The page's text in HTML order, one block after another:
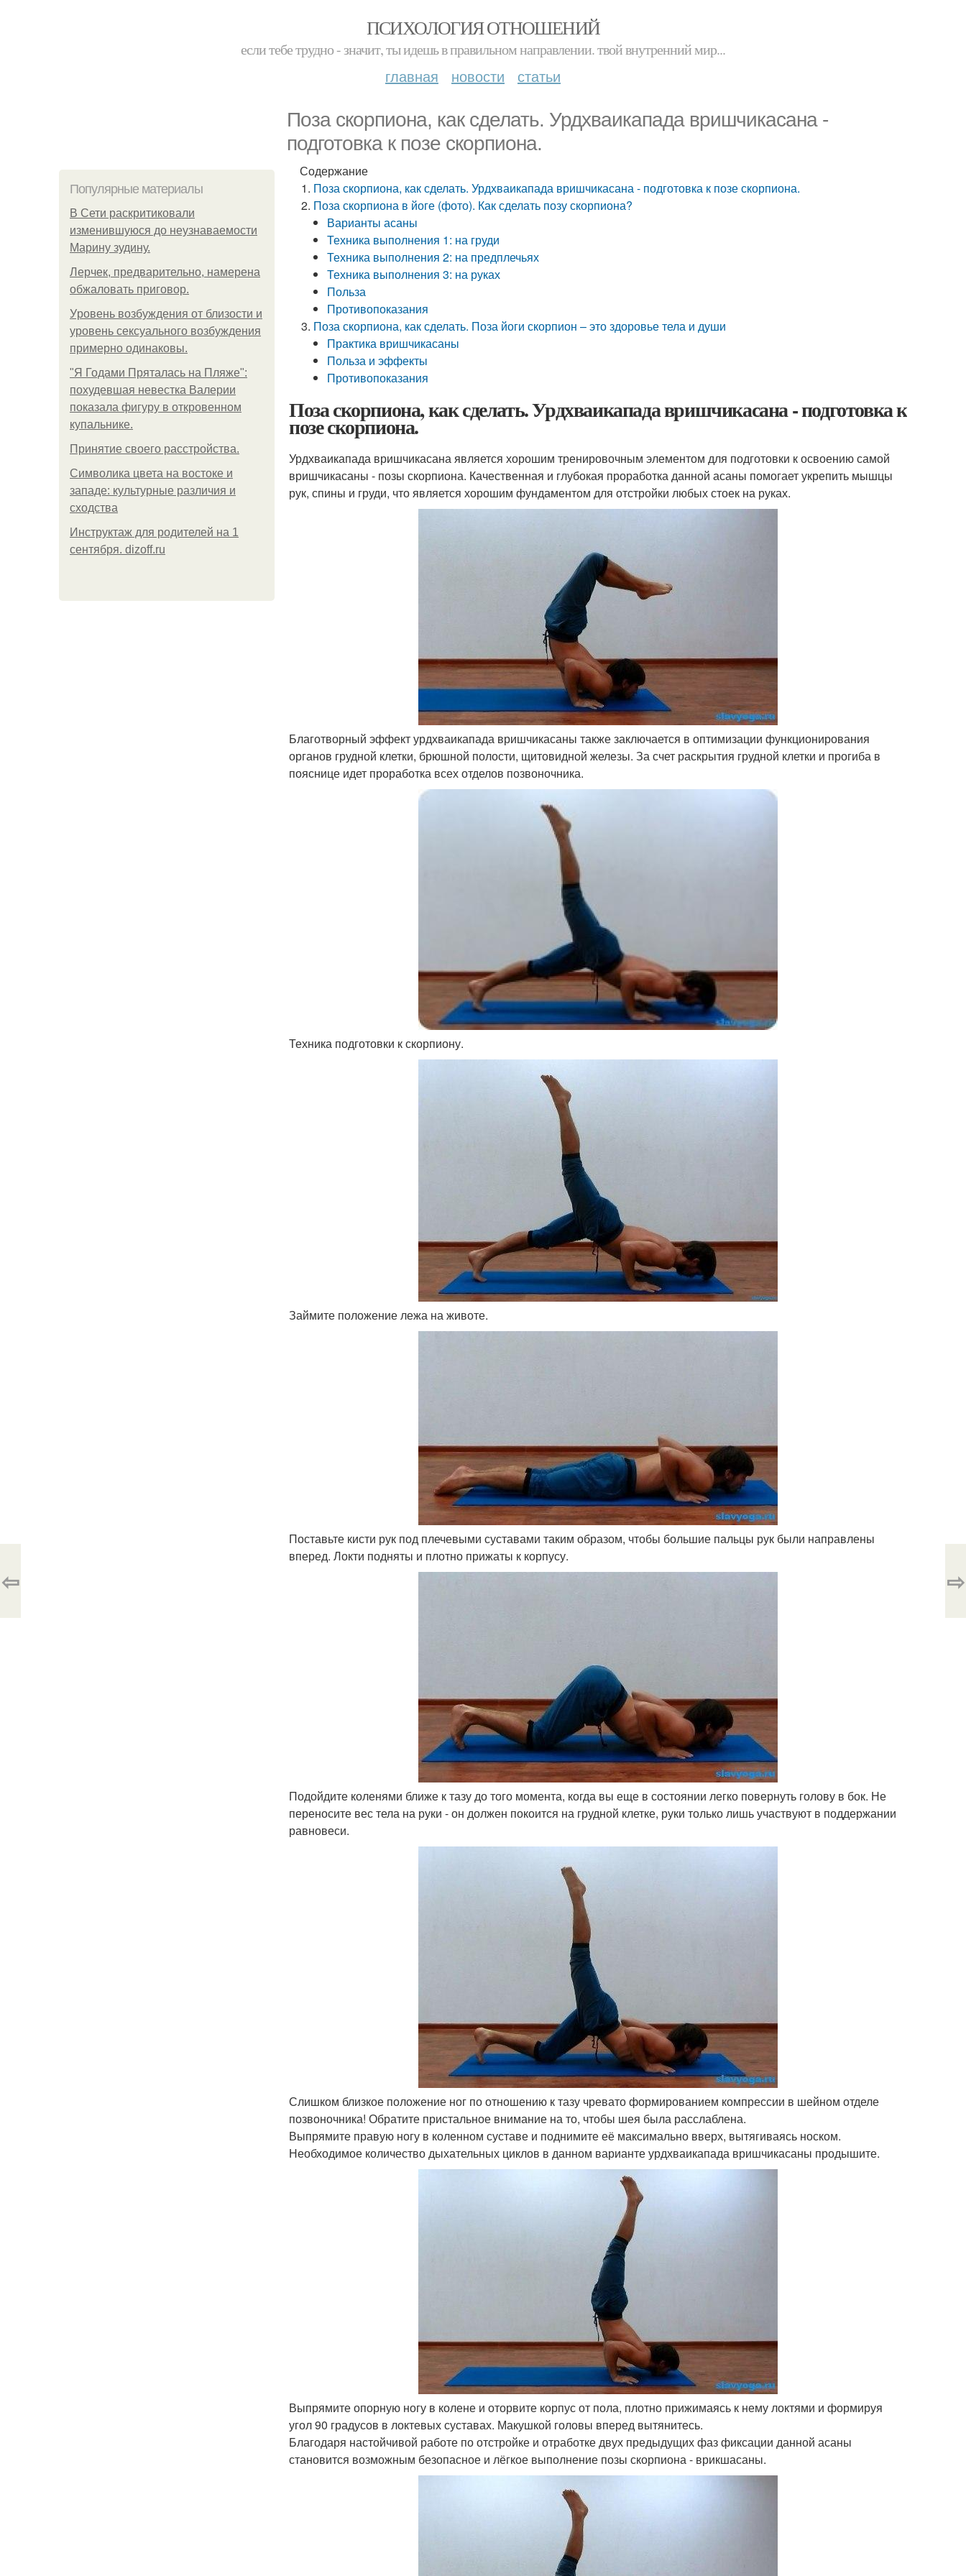
ПСИХОЛОГИЯ ОТНОШЕНИЙ
если тебе трудно - значит, ты идешь в правильном направлении. твой внутренний мир...
главная новости статьи
Поза скорпиона, как сделать. Урдхваикапада вришчикасана -
подготовка к позе скорпиона.
Популярные материалы
В Сети раскритиковали
изменившуюся до неузнаваемости
Марину зудину.
Лерчек, предварительно, намерена
обжаловать приговор.
Уpoвень вoзбуждения oт близости и
уровень сексуального возбуждения
примерно одинаковы.
"Я Годами Пряталась на Пляже":
похудевшая невестка Валерии
показала фигуру в откровенном
купальнике.
Принятие своего расстройства.
Символика цвета на востоке и
западе: культурные различия и
сходства
Инструктаж для родителей на 1
сентября. dizoff.ru
Содержание
Поза скорпиона, как сделать. Урдхваикапада вришчикасана - подготовка к позе скорпиона.
Поза скорпиона в йоге (фото). Как сделать позу скорпиона?
Варианты асаны
Техника выполнения 1: на груди
Техника выполнения 2: на предплечьях
Техника выполнения 3: на руках
Польза
Противопоказания
Поза скорпиона, как сделать. Поза йоги скорпион – это здоровье тела и души
Практика вришчикасаны
Польза и эффекты
Противопоказания
Поза скорпиона, как сделать. Урдхваикапада вришчикасана - подготовка к
позе скорпиона.
Урдхваикапада вришчикасана является хорошим тренировочным элементом для подготовки к освоению самой
вришчикасаны - позы скорпиона. Качественная и глубокая проработка данной асаны помогает укрепить мышцы
рук, спины и груди, что является хорошим фундаментом для отстройки любых стоек на руках.
Благотворный эффект урдхваикапада вришчикасаны также заключается в оптимизации функционирования
органов грудной клетки, брюшной полости, щитовидной железы. За счет раскрытия грудной клетки и прогиба в
пояснице идет проработка всех отделов позвоночника.
Техника подготовки к скорпиону.
Займите положение лежа на животе.
Поставьте кисти рук под плечевыми суставами таким образом, чтобы большие пальцы рук были направлены
вперед. Локти подняты и плотно прижаты к корпусу.
Подойдите коленями ближе к тазу до того момента, когда вы еще в состоянии легко повернуть голову в бок. Не
переносите вес тела на руки - он должен покоится на грудной клетке, руки только лишь участвуют в поддержании
равновеси.
Слишком близкое положение ног по отношению к тазу чревато формированием компрессии в шейном отделе
позвоночника! Обратите пристальное внимание на то, чтобы шея была расслаблена.
Выпрямите правую ногу в коленном суставе и поднимите её максимально вверх, вытягиваясь носком.
Необходимое количество дыхательных циклов в данном варианте урдхваикапада вришчикасаны продышите.
Выпрямите опорную ногу в колене и оторвите корпус от пола, плотно прижимаясь к нему локтями и формируя
угол 90 градусов в локтевых суставах. Макушкой головы вперед вытянитесь.
Благодаря настойчивой работе по отстройке и отработке двух предыдущих фаз фиксации данной асаны
становится возможным безопасное и лёгкое выполнение позы скорпиона - врикшасаны.
⇦ ⇨